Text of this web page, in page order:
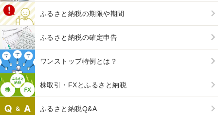
ふるさと納税の期限や期間
ふるさと納税の確定申告
ワンストップ特例とは？
株取引・FXとふるさと納税
ふるさと納税Q&A